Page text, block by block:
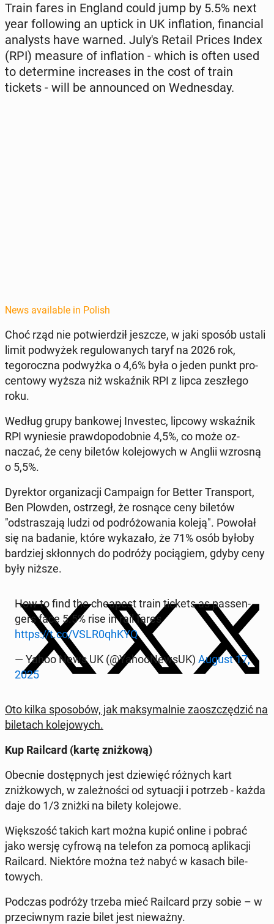
Train fares in England could jump by 5.5% next
year fol­low­ing an uptick in UK in­fla­tion, fi­nan­cial
an­a­lysts have warned. July's Retail Prices Index
(RPI) measure of in­fla­tion - which is often used
to de­ter­mine in­creas­es in the cost of train
tickets - will be an­nounced on Wednes­day.
News available in Polish
Choć rząd nie potwierdz­ił jeszcze, w jaki sposób ustali
limit pod­wyżek reg­u­lowanych taryf na 2026 rok,
tegorocz­na pod­wyż­ka o 4,6% była o jeden punkt pro­
cen­towy wyższa niż wskaźnik RPI z lipca zeszłego
roku.
Według grupy bankowej In­vestec, lipcowy wskaźnik
RPI wyniesie praw­dopodob­nie 4,5%, co może oz­
naczać, że ceny biletów kole­jowych w Anglii wzrosną
o 5,5%.
Dyrek­tor or­ga­ni­za­cji Cam­paign for Better Trans­port,
Ben Plowden, os­trzegł, że rosnące ceny biletów
"odstrasza­ją ludzi od po­dróżowa­nia koleją". Powołał
się na badanie, które wykaza­ło, że 71% osób byłoby
bardziej skłon­nych do podróży pociągiem, gdyby ceny
były niższe.
How to find the cheap­est train tickets as pas­sen­
gers face 5.5% rise in rail fares
https://t.co/VSLR0qhKYQ
— Yahoo News UK (@Ya­hooNew­sUK) August 17,
2025
Oto kilka sposobów, jak maksy­mal­nie za­oszczędz­ić na
bile­tach kole­jowych.
Kup Rail­card (kartę zniżkową)
Obecnie dostęp­nych jest dziewięć różnych kart
zniżkowych, w za­leżnoś­ci od sytu­acji i potrzeb - każda
daje do 1/3 zniżki na bilety kole­jowe.
Więk­szość takich kart można kupić online i pobrać
jako wersję cyfrową na telefon za pomocą ap­likacji
Rail­card. Niek­tóre można też nabyć w kasach bile­
towych.
Podczas podróży trzeba mieć Rail­card przy sobie – w
prze­ci­wnym razie bilet jest nieważny.